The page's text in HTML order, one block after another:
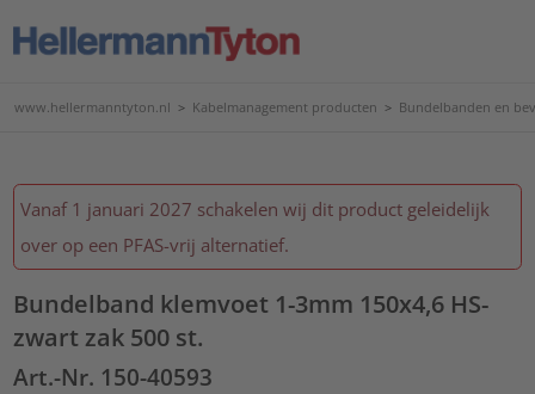
www.hellermanntyton.nl > Kabelmanagement producten > Bundelbanden en
Vanaf 1 januari 2027 schakelen wij dit product geleidelijk
over op een PFAS-vrij alternatief.
Bundelband klemvoet 1-3mm 150x4,6 HS-
zwart zak 500 st.
Art.-Nr. 150-40593